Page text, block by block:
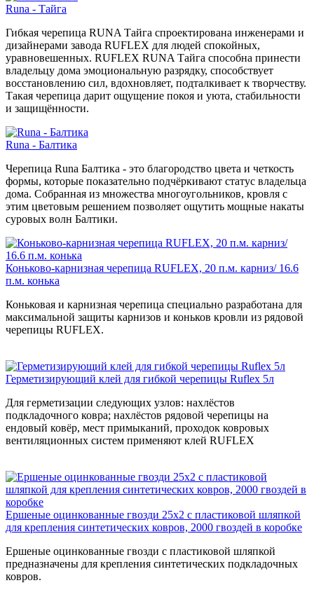
Runa - Тайга
Гибкая черепица RUNA Тайга спроектирована инженерами и
дизайнерами завода RUFLEX для людей спокойных,
уравновешенных. RUFLEX RUNA Тайга способна принести
владельцу дома эмоциональную разрядку, способствует
восстановлению сил, вдохновляет, подталкивает к творчеству.
Такая черепица дарит ощущение покоя и уюта, стабильности
и защищённости.
Runa - Балтика
Черепица Runa Балтика - это благородство цвета и четкость
формы, которые показательно подчёркивают статус владельца
дома. Собранная из множества многоугольников, кровля с
этим цветовым решением позволяет ощутить мощные накаты
суровых волн Балтики.
Коньково-карнизная черепица RUFLEX, 20 п.м. карниз/ 16.6
п.м. конька
Коньковая и карнизная черепица специально разработана для
максимальной защиты карнизов и коньков кровли из рядовой
черепицы RUFLEX.
Герметизирующий клей для гибкой черепицы Ruflex 5л
Для герметизации следующих узлов: нахлёстов
подкладочного ковра; нахлёстов рядовой черепицы на
ендовый ковёр, мест примыканий, проходок ковровых
вентиляционных систем применяют клей RUFLEX
Ершеные оцинкованные гвозди 25x2 с пластиковой шляпкой
для крепления синтетических ковров, 2000 гвоздей в коробке
Ершеные оцинкованные гвозди с пластиковой шляпкой
предназначены для крепления синтетических подкладочных
ковров.